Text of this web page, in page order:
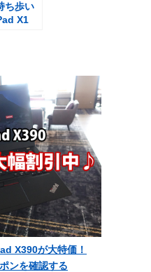
ち歩い
X1
X390が大特価！
ンを確認する